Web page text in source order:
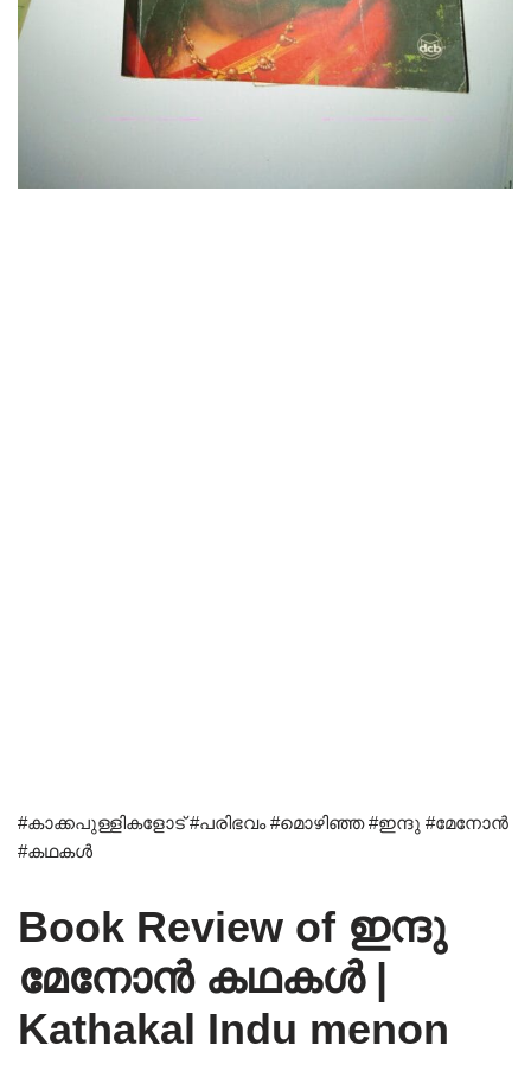
#കാക്കപുള്ളികളോട് #പരിഭവം #മൊഴിഞ്ഞ #ഇന്ദു #മേനോൻ
#കഥകൾ
Book Review of ഇന്ദു
മേനോൻ കഥകൾ |
Kathakal Indu menon